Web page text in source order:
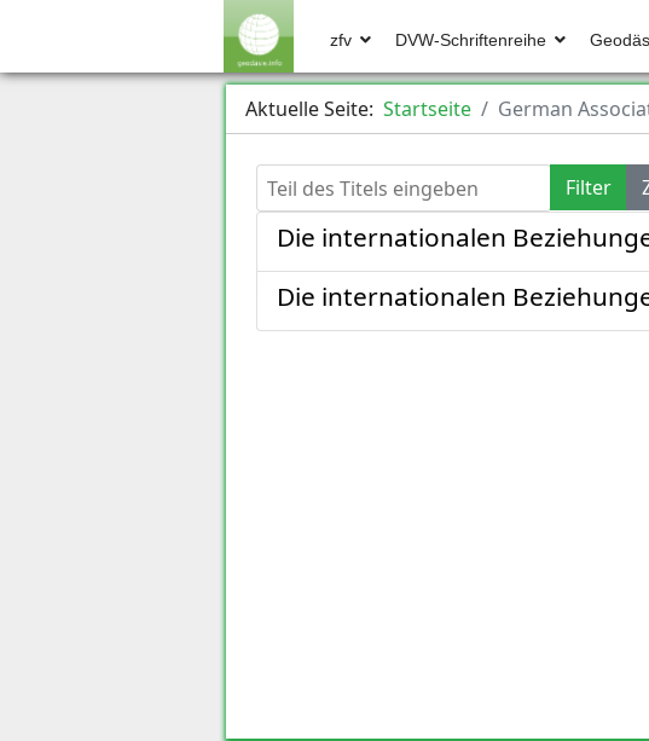
zfv DVW-Schriftenreihe
Aktuelle Seite: Startseite German
Teil des Titels eingeben Filter
Die internationalen
Die internationalen